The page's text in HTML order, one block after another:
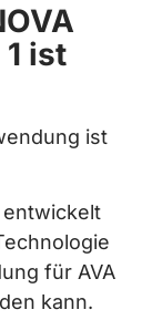
ist
ist
für AVA
kann.